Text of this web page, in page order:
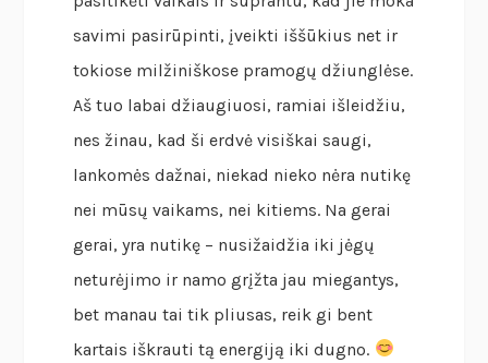
savimi pasirūpinti, įveikti iššūkius net ir
tokiose milžiniškose pramogų džiunglėse.
Aš tuo labai džiaugiuosi, ramiai išleidžiu,
nes žinau, kad ši erdvė visiškai saugi,
lankomės dažnai, niekad nieko nėra nutikę
nei mūsų vaikams, nei kitiems. Na gerai
gerai, yra nutikę – nusižaidžia iki jėgų
neturėjimo ir namo grįžta jau miegantys,
bet manau tai tik pliusas, reik gi bent
kartais iškrauti tą energiją iki dugno.